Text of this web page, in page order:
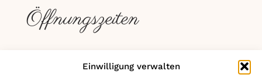
Einwilligung verwalten
Öffnungszeiten